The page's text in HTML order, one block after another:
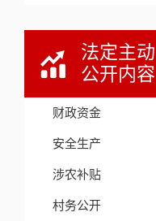
法定主动
公开内容
财政资金
安全生产
涉农补贴
村务公开